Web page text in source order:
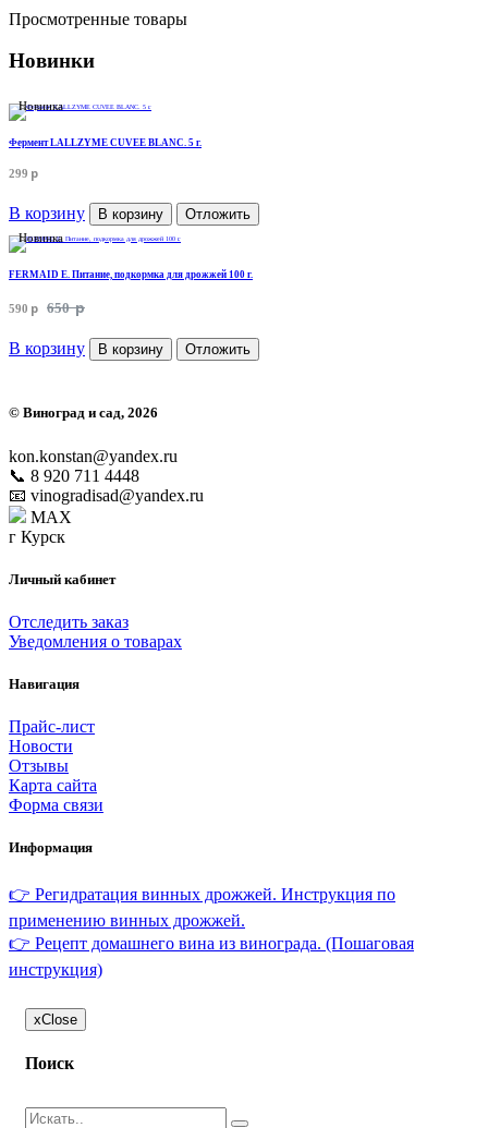
Просмотренные товары
Новинки
Новинка
Фермент LALLZYME CUVEE BLANC. 5 г.
299 p
В корзину В корзину Отложить
Новинка
FERMAID E. Питание, подкормка для дрожжей 100 г.
590 p 650 p
В корзину В корзину Отложить
© Виноград и сад, 2026
kon.konstan@yandex.ru
📞 8 920 711 4448
📧 vinogradisad@yandex.ru
MAX
г Курск
Личный кабинет
Отследить заказ
Уведомления о товарах
Навигация
Прайс-лист
Новости
Отзывы
Карта сайта
Форма связи
Информация
👉 Регидратация винных дрожжей. Инструкция по
применению винных дрожжей.
👉 Рецепт домашнего вина из винограда. (Пошаговая
инструкция)
xClose
Поиск